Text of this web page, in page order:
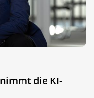
die KI-